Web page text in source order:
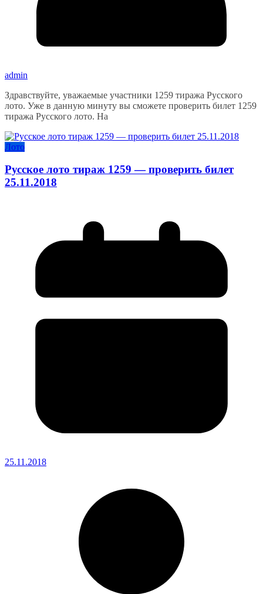
admin
Здравствуйте, уважаемые участники 1259 тиража Русского
лото. Уже в данную минуту вы сможете проверить билет 1259
тиража Русского лото. На
Лото
Русское лото тираж 1259 — проверить билет
25.11.2018
25.11.2018